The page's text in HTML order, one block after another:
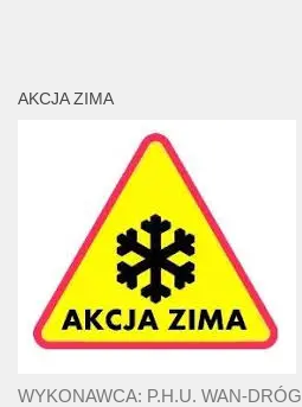
AKCJA ZIMA
WYKONAWCA: P.H.U. WAN-DRÓG